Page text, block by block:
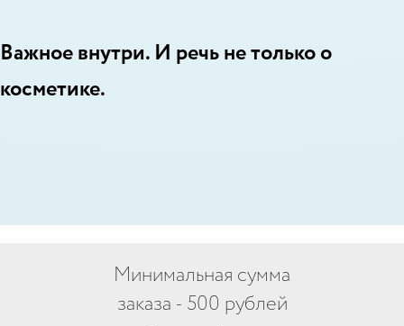
Важное внутри. И речь не только о
косметике.
Минимальная сумма
заказа - 500 рублей